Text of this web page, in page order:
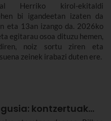
Herriko kirol-ekitaldi
bi igandeetan izaten da
eta 13an izango da. 2026ko
egitarau osoa dituzu hemen,
noiz sortu ziren eta
zeinek irabazi duten ere.
kontzertuak...